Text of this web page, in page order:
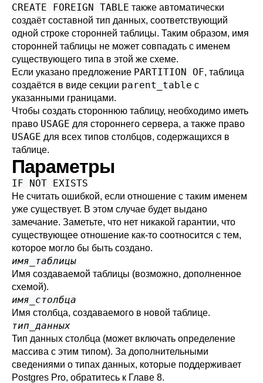
CREATE FOREIGN TABLE также автоматически
создаёт составной тип данных, соответствующий
одной строке сторонней таблицы. Таким образом, имя
сторонней таблицы не может совпадать с именем
существующего типа в этой же схеме.
Если указано предложение PARTITION OF, таблица
создаётся в виде секции parent_table с
указанными границами.
Чтобы создать стороннюю таблицу, необходимо иметь
право USAGE для стороннего сервера, а также право
USAGE для всех типов столбцов, содержащихся в
таблице.
Параметры
IF NOT EXISTS
Не считать ошибкой, если отношение с таким именем
уже существует. В этом случае будет выдано
замечание. Заметьте, что нет никакой гарантии, что
существующее отношение как-то соотносится с тем,
которое могло бы быть создано.
имя_таблицы
Имя создаваемой таблицы (возможно, дополненное
схемой).
имя_столбца
Имя столбца, создаваемого в новой таблице.
тип_данных
Тип данных столбца (может включать определение
массива с этим типом). За дополнительными
сведениями о типах данных, которые поддерживает
Postgres Pro, обратитесь к Главе 8.